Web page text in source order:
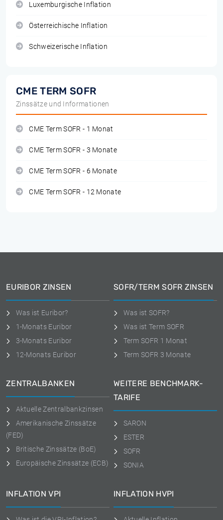
Luxemburgische Inflation
Österreichische Inflation
Schweizerische Inflation
CME TERM SOFR
Zinssätze und Informationen
CME Term SOFR - 1 Monat
CME Term SOFR - 3 Monate
CME Term SOFR - 6 Monate
CME Term SOFR - 12 Monate
EURIBOR ZINSEN
Was ist Euribor?
1-Monats Euribor
3-Monats Euribor
12-Monats Euribor
SOFR/TERM SOFR ZINSEN
Was ist SOFR?
Was ist Term SOFR
Term SOFR 1 Monat
Term SOFR 3 Monate
ZENTRALBANKEN
Aktuelle Zentralbankzinsen
Amerikanische Zinssätze
(FED)
Britische Zinssätze (BoE)
Europäische Zinssätze (ECB)
WEITERE BENCHMARK-
TARIFE
SARON
ESTER
SOFR
SONIA
INFLATION VPI INFLATION HVPI